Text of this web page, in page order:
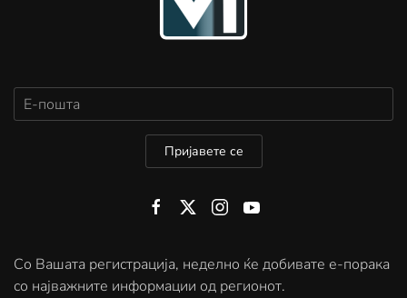
Пријавете се
Со Вашата регистрација, неделно ќе добивате е-порака
со најважните информации од регионот.